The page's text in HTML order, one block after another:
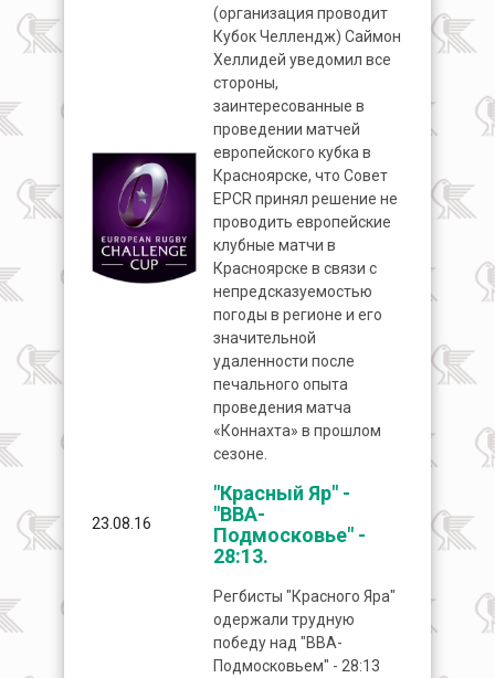
(организация проводит
Кубок Челлендж) Саймон
Хеллидей уведомил все
стороны,
заинтересованные в
проведении матчей
европейского кубка в
Красноярске, что Совет
EPCR принял решение не
проводить европейские
клубные матчи в
Красноярске в связи с
непредсказуемостью
погоды в регионе и его
значительной
удаленности после
печального опыта
проведения матча
«Коннахта» в прошлом
сезоне.
23.08.16
"Красный Яр" -
"ВВА-
Подмосковье" -
28:13.
Регбисты "Красного Яра"
одержали трудную
победу над "ВВА-
Подмосковьем" - 28:13